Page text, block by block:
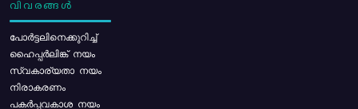
വിവരങ്ങൾ
പോര്‍ട്ടലിനെക്കുറിച്ച്
ഹൈപ്പർലിങ്ക് നയം
സ്വകാര്യതാ നയം
നിരാകരണം
പകർപ്പവകാശ നയം